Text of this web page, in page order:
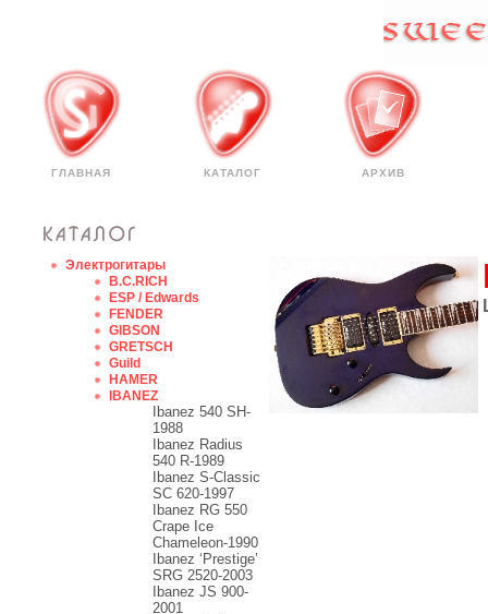
ГЛАВНАЯ КАТАЛОГ АРХИВ
Электрогитары
B.C.RICH
ESP / Edwards
FENDER
GIBSON
GRETSCH
Guild
HAMER
IBANEZ
Ibanez 540 SH-
1988
Ibanez Radius
540 R-1989
Ibanez S-Classic
SC 620-1997
Ibanez RG 550
Crape Ice
Chameleon-1990
Ibanez ‘Prestige’
SRG 2520-2003
Ibanez JS 900-
2001